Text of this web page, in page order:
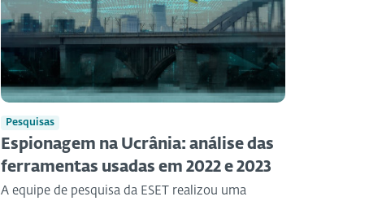
Pesquisas
Espionagem na Ucrânia: análise das
ferramentas usadas em 2022 e 2023
A equipe de pesquisa da ESET realizou uma